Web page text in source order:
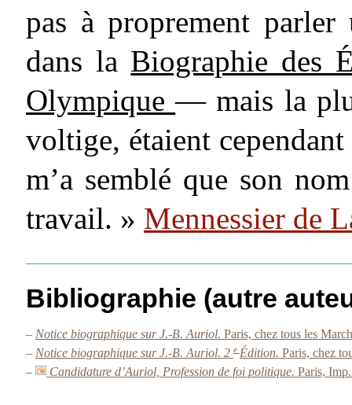
pas à proprement
dans la Biographie des
Olympique— mais la
voltige, étaient
m’a semblé que son
travail. » Mennessier de
Bibliographie (autre
– Notice biographique sur J.-B. Auriol. Paris, chez tous les
– Notice biographique sur J.-B. Auriol. 2 e Édition. Paris, chez
–
Candidature d’Auriol, Profession de foi politique. Paris,